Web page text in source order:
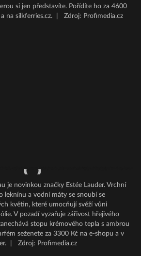
si jen představíte. Pořídíte ho za 4600
na silkferries.cz.
Zdroj: Profimedia.cz
je novinkou značky Estée Lauder. Vrchní
leknínu a vodní máty se snoubí se
květin, které umocňují svěží vůni
V pozadí vyzařuje zářivost hřejivého
stopu krémového tepla s ambrou
seženete za 3300 Kč na e-shopu a v
Zdroj: Profimedia.cz